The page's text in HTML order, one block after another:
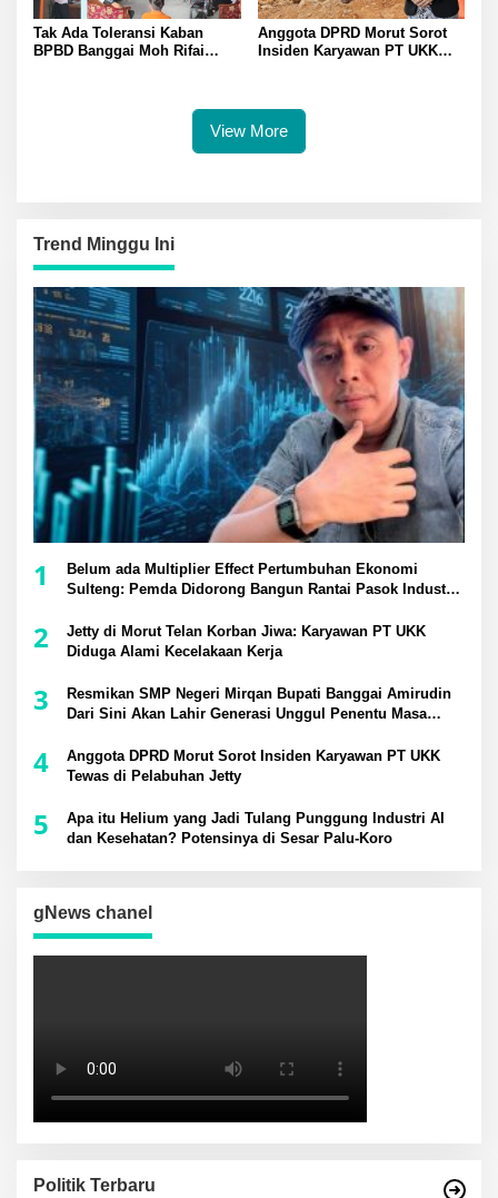
Tak Ada Toleransi Kaban
BPBD Banggai Moh Rifai
Anggota DPRD Morut Sorot
Insiden Karyawan PT UKK
View More
Trend Minggu Ini
1
Belum ada Multiplier Effect Pertumbuhan Ekonomi
Sulteng: Pemda Didorong Bangun Rantai Pasok Industri
2
Jetty di Morut Telan Korban Jiwa: Karyawan PT UKK
Diduga Alami Kecelakaan Kerja
3
Resmikan SMP Negeri Mirqan Bupati Banggai Amirudin
Dari Sini Akan Lahir Generasi Unggul Penentu Masa
4
Anggota DPRD Morut Sorot Insiden Karyawan PT UKK
Tewas di Pelabuhan Jetty
5
Apa itu Helium yang Jadi Tulang Punggung Industri AI
dan Kesehatan? Potensinya di Sesar Palu-Koro
gNews chanel
Politik Terbaru